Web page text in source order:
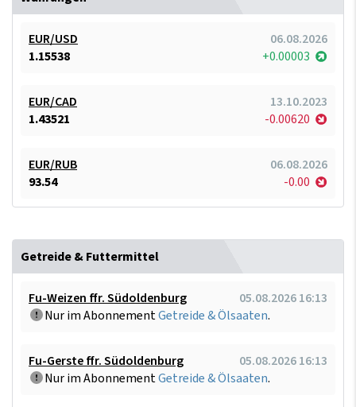
EUR/USD
06.08.2026
1.15538
+0.00003
EUR/CAD
13.10.2023
1.43521
-0.00620
EUR/RUB
06.08.2026
93.54
-0.00
Getreide & Futtermittel
Fu-Weizen ffr. Südoldenburg
05.08.2026 16:13
Nur im AbonnementGetreide & Ölsaaten.
Fu-Gerste ffr. Südoldenburg
05.08.2026 16:13
Nur im AbonnementGetreide & Ölsaaten.